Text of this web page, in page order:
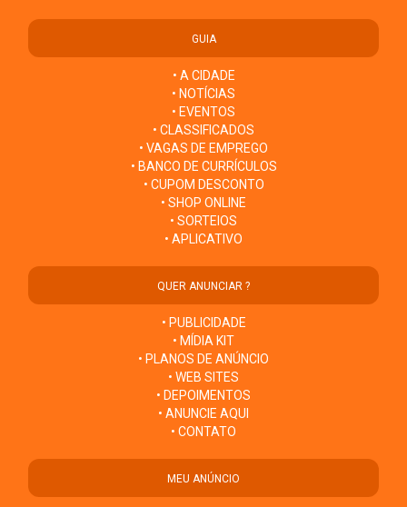
GUIA
• A CIDADE
• NOTÍCIAS
• EVENTOS
• CLASSIFICADOS
• VAGAS DE EMPREGO
• BANCO DE CURRÍCULOS
• CUPOM DESCONTO
• SHOP ONLINE
• SORTEIOS
• APLICATIVO
QUER ANUNCIAR ?
• PUBLICIDADE
• MÍDIA KIT
• PLANOS DE ANÚNCIO
• WEB SITES
• DEPOIMENTOS
• ANUNCIE AQUI
• CONTATO
MEU ANÚNCIO